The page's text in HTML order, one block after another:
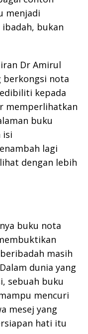
menjadi
bukan
Dr Amirul
berkongsi nota
kepada
memperlihatkan
buku
isi
lagi
dengan lebih
buku nota
masih
dunia yang
sebuah buku
mencuri
mesej yang
hati itu